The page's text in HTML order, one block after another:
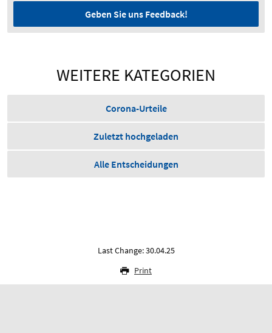
Geben Sie uns Feedback!
WEITERE KATEGORIEN
Corona-Urteile
Zuletzt hochgeladen
Alle Entscheidungen
Last Change: 30.04.25
Print